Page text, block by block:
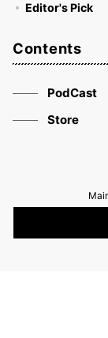
Editor's Pick
Contents
PodCast
Store